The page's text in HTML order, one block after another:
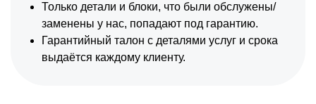
Только детали и блоки, что были обслужены/
заменены у нас, попадают под гарантию.
Гарантийный талон с деталями услуг и срока
выдаётся каждому клиенту.